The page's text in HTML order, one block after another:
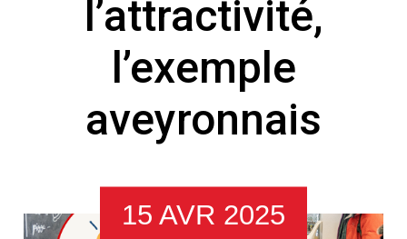
l’attractivité,
l’exemple
aveyronnais
15 AVR 2025